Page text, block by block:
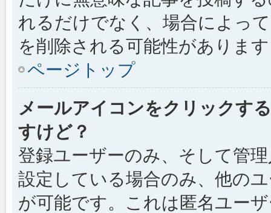
れるだけでなく、場合によっ
を削除される可能性がありま
ページトップ
メールアイコンをクリックす
すけど？
登録ユーザーのみ、そして管
設定している場合のみ、他の
が可能です。これは匿名ユー